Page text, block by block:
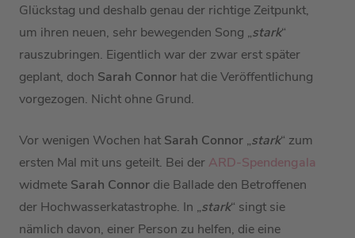
Glückstag und deshalb genau der richtige Zeitpunkt,
um ihren neuen, sehr bewegenden Song „stark“
rauszubringen. Eigentlich war der zwar erst später
geplant, doch Sarah Connor hat die Veröffentlichung
vorgezogen. Nicht ohne Grund.
Vor wenigen Wochen hat Sarah Connor „stark“ zum
ersten Mal mit uns geteilt. Bei der ARD-Spendengala
widmete Sarah Connor die Ballade den Betroffenen
der Hochwasserkatastrophe. In „stark“ singt sie
nämlich davon, einer Person zu helfen, die eine